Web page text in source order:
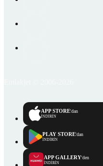
APP STORE'dan
İNDİRİN
PLAY STORE'dan
İNDİRİN
APP GALLERY'den
İNDİRİN